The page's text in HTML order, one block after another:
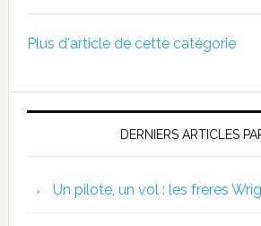
Plus d'article de cette catégorie
DERNIERS ARTICLES
Un pilote, un vol : les frères